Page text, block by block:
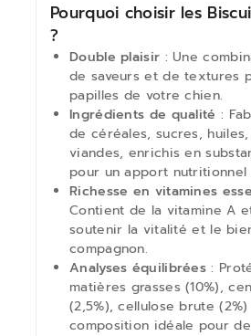
Pourquoi choisir les
?
Double plaisir : Une
de saveurs et de textures
papilles de votre chien.
Ingrédients de qualité :
de céréales, sucres,
viandes, enrichis en
pour un apport nutritionnel
Richesse en vitamines
Contient de la vitamine A
soutenir la vitalité et le
compagnon.
Analyses équilibrées :
matières grasses (10%),
(2,5%), cellulose brute
composition idéale pour